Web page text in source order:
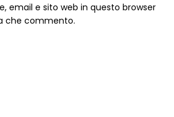
email e sito web in questo browser
che commento.